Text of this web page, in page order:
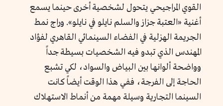
القوي المراجيحي يتحول لشخصية أخرى حينما يسمع
أغنية «العتبة جزاز والسلم نايلو في نايلو». وراج نمط
الجريمة الهزلية في الفضاء السينمائي القاهري لفؤاد
المهندس الذي تبدو فيه الشخصيات بسيطة جداً
وواضحة ألوانها بين البياض والسواد، لكي تشبع
الحاجة إلى الفرجة، ففي هذا الوقت أيضاً كانت
السينما التجارية وسيلة مهمة من أنماط الاستهلاك